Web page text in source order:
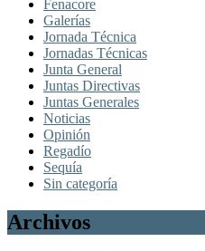
Fenacore
Galerías
Jornada Técnica
Jornadas Técnicas
Junta General
Juntas Directivas
Juntas Generales
Noticias
Opinión
Regadío
Sequía
Sin categoría
Archivos